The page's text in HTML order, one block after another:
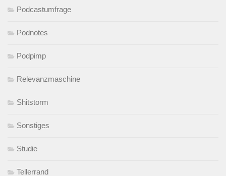
Podcastumfrage
Podnotes
Podpimp
Relevanzmaschine
Shitstorm
Sonstiges
Studie
Tellerrand